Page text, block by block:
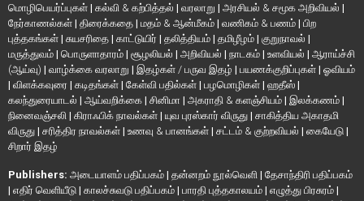
மொழிபெயர்ப்புகள் | கல்வி & கற்பித்தல் | வரலாறு | அரசியல் & சமூக அறிவியல் |
நேர்காணல்கள் | திரைக்கதை | மதம் & ஆன்மீகம் | வணிகம் & பணம் | பிற
புத்தகங்கள் | சுயசரிதை | காட்டுயிர் | தலித்தியம் | தமிழீழம் | குறுநாவல் |
மருத்துவம் | பொருளாதாரம் | சூழலியல் | அறிவியல் | நாடகம் | உளவியல் | ஆராய்ச்சி
(ஆய்வு) | வாழ்க்கை வரலாறு | இதழ்கள் / பருவ இதழ் | பயணக்குறிப்புகள் | ஓவியம்
| விளக்கவுரை | கடிதங்கள் | கேள்வி பதில்கள் | பழமொழிகள் | ஹதீஸ் |
கலந்துரையாடல் | ஆய்வறிக்கை | சினிமா | அகராதி & களஞ்சியம் | இலக்கணம் |
நினைவஞ்சலி | கிராஃபிக் நாவல்கள் | யுவ புரஸ்கார் விருது | சாகித்திய அகாதமி
விருது | சரித்திர நாவல்கள் | உணவு & பானங்கள் | சட்டம் & குற்றவியல் | கையேடு |
சிறார் இதழ்
Publishers: அடையாளம் பதிப்பகம் | தன்னறம் நூல்வெளி | தேசாந்திரி பதிப்பகம்
| எதிர் வெளியீடு | காலச்சுவடு பதிப்பகம் | பாரதி புத்தகாலயம் | எழுத்து பிரசுரம் |